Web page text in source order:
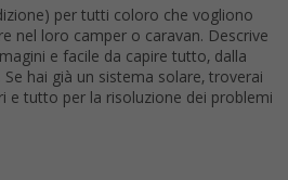
per tutti coloro che vogliono
nel loro camper o caravan. Descrive
e facile da capire tutto, dalla
hai già un sistema solare, troverai
e tutto per la risoluzione dei problemi